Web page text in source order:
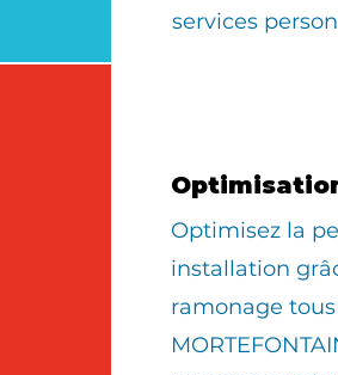
services
Optimisez la
installation
ramonage